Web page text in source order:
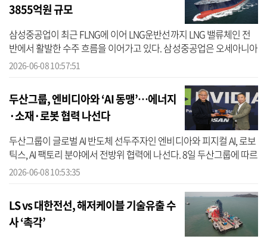
3855억원 규모
삼성중공업이 최근 FLNG에 이어 LNG운반선까지 LNG 밸류체인 전
반에서 활발한 수주 흐름을 이어가고 있다. 삼성중공업은 오세아니아
지역 선사로부터 LNG운반선 1척을 3855억원에 계약했다고 8일 공
2026-06-08 10:57:51
두산그룹, 엔비디아와 ‘AI 동맹’…에너지
·소재·로봇 협력 나선다
두산그룹이 글로벌 AI 반도체 선두주자인 엔비디아와 피지컬 AI, 로보
틱스, AI 팩토리 분야에서 전방위 협력에 나선다. 8일 두산그룹에 따르
면 두산은 에너지, 전자소재, 로보틱스 등 두산의 핵심사업 전반에 ...
2026-06-08 10:53:35
LS vs 대한전선, 해저케이블 기술유출 수
사 ‘촉각’